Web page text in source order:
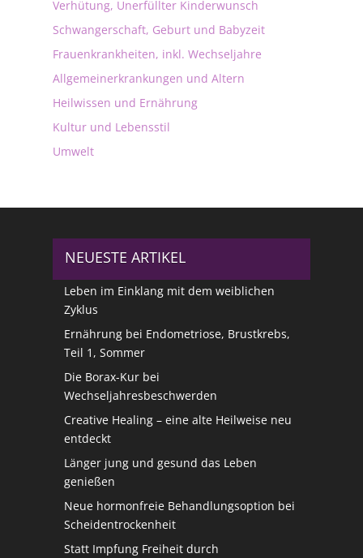
Verhütung, Unerfüllter Kinderwunsch
Schwangerschaft, Geburt und Babyzeit
Frauenkrankheiten, inkl. Wechseljahre
Allgemeinerkrankungen und Altern
Heilwissen und Ernährung
Kultur und Lebensstil
Umwelt
NEUESTE ARTIKEL
Leben im Einklang mit dem weiblichen
Zyklus
Ernährung bei Endometriose, Brustkrebs,
Teil 1, Sommer
Die Borax-Kur bei
Wechseljahresbeschwerden
Creative Healing – eine alte Heilweise neu
entdeckt
Länger jung und gesund das Leben
genießen
Neue hormonfreie Behandlungsoption bei
Scheidentrockenheit
Statt Impfung Freiheit durch